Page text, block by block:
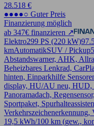
28.518 €
●●●●○ Guter Preis
Finanzierung möglich
ab 347€ finanzieren ↗
Elektro299 PS (220 kW)
kmAutomatikSUV / Pickup
Abstandswarner, AHK,
Beheizbares Lenkrad,
hinten, Einparkhilfe
display, HU/AU neu, HUD,
Panoramadach,
Sportpaket,
19,5 kWh/100 km (gew.,